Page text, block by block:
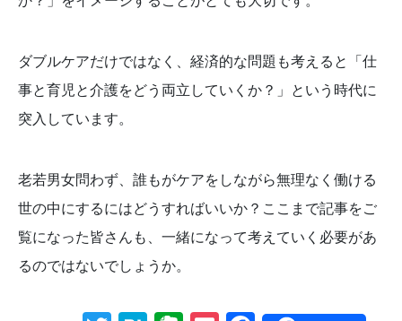
ダブルケアだけではなく、経済的な問題も考えると「仕
事と育児と介護をどう両立していくか？」という時代に
突入しています。
老若男女問わず、誰もがケアをしながら無理なく働ける
世の中にするにはどうすればいいか？ここまで記事をご
覧になった皆さんも、一緒になって考えていく必要があ
るのではないでしょうか。